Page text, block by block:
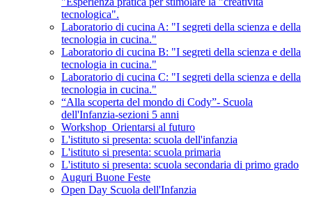
tecnologica".
Laboratorio di cucina A: "I segreti della scienza e della
tecnologia in cucina."
Laboratorio di cucina B: "I segreti della scienza e della
tecnologia in cucina."
Laboratorio di cucina C: "I segreti della scienza e della
tecnologia in cucina."
“Alla scoperta del mondo di Cody”- Scuola
dell'Infanzia-sezioni 5 anni
Workshop_Orientarsi al futuro
L'istituto si presenta: scuola dell'infanzia
L'istituto si presenta: scuola primaria
L'istituto si presenta: scuola secondaria di primo grado
Auguri Buone Feste
Open Day Scuola dell'Infanzia